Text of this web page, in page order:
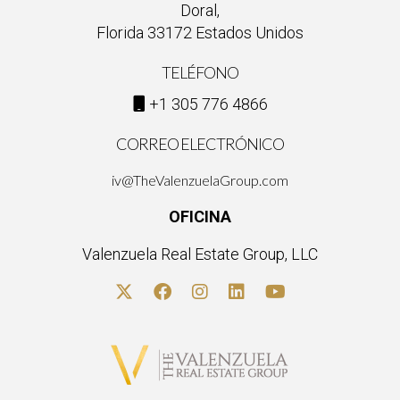
Doral,
Florida 33172 Estados Unidos
TELÉFONO
+1 305 776 4866
CORREO ELECTRÓNICO
iv@TheValenzuelaGroup.com
OFICINA
Valenzuela Real Estate Group, LLC